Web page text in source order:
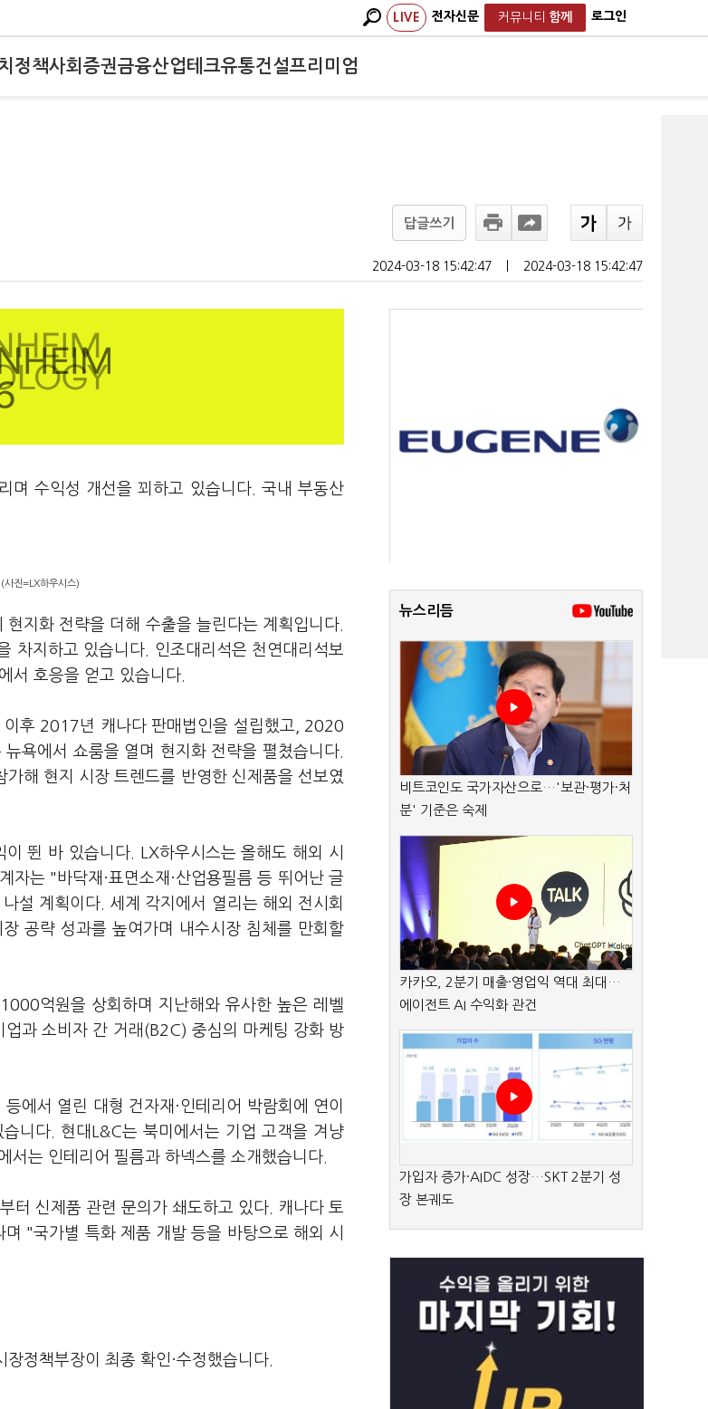
LIVE 전자신문 커뮤니티 함께 로그인
정책사회 증권금융산업테크유통건설프리미엄
답글쓰기
2024-03-18 15:42:47 2024-03-18 15:42:47
며 수익성 개선을 꾀하고 있습니다. 국내 부동산
사진=LX하우시스)
지화 전략을 더해 수출을 늘린다는 계획입니다.
차지하고 있습니다. 인조대리석은 천연대리석보
서 호응을 얻고 있습니다.
후 2017년 캐나다 판매법인을 설립했고, 2020
욕에서 쇼룸을 열며 현지화 전략을 펼쳤습니다.
해 현지 시장 트렌드를 반영한 신제품을 선보였
뛴 바 있습니다. LX하우시스는 올해도 해외 시
자는 "바닥재·표면소재·산업용필름 등 뛰어난 글
설 계획이다. 세계 각지에서 열리는 해외 전시회
공략 성과를 높여가며 내수시장 침체를 만회할
억원을 상회하며 지난해와 유사한 높은 레벨
과 소비자 간 거래(B2C) 중심의 마케팅 강화 방
에서 열린 대형 건자재·인테리어 박람회에 연이
니다. 현대L&C는 북미에서는 기업 고객을 겨냥
는 인테리어 필름과 하넥스를 소개했습니다.
터 신제품 관련 문의가 쇄도하고 있다. 캐나다 토
"국가별 특화 제품 개발 등을 바탕으로 해외 시
정책부장이 최종 확인·수정했습니다.
뉴스리듬
비트코인도 국가자산으로…'보관·평가·처
분' 기준은 숙제
카카오, 2분기 매출·영업익 역대 최대…
에이전트 AI 수익화 관건
가입자 증가·AIDC 성장…SKT 2분기 성
장 본궤도